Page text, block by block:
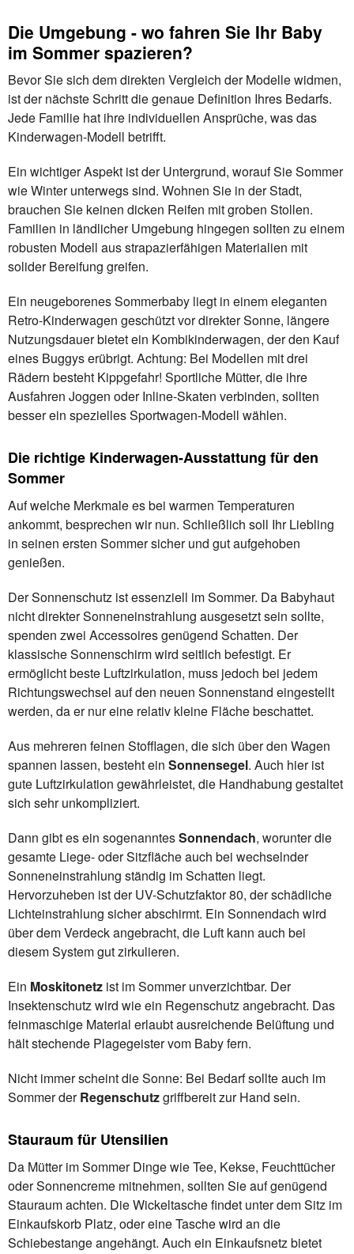
Die Umgebung - wo fahren Sie Ihr Baby
im Sommer spazieren?
Bevor Sie sich dem direkten Vergleich der Modelle widmen,
ist der nächste Schritt die genaue Definition Ihres Bedarfs.
Jede Familie hat ihre individuellen Ansprüche, was das
Kinderwagen-Modell betrifft.
Ein wichtiger Aspekt ist der Untergrund, worauf Sie Sommer
wie Winter unterwegs sind. Wohnen Sie in der Stadt,
brauchen Sie keinen dicken Reifen mit groben Stollen.
Familien in ländlicher Umgebung hingegen sollten zu einem
robusten Modell aus strapazierfähigen Materialien mit
solider Bereifung greifen.
Ein neugeborenes Sommerbaby liegt in einem eleganten
Retro-Kinderwagen geschützt vor direkter Sonne, längere
Nutzungsdauer bietet ein Kombikinderwagen, der den Kauf
eines Buggys erübrigt. Achtung: Bei Modellen mit drei
Rädern besteht Kippgefahr! Sportliche Mütter, die ihre
Ausfahren Joggen oder Inline-Skaten verbinden, sollten
besser ein spezielles Sportwagen-Modell wählen.
Die richtige Kinderwagen-Ausstattung für den
Sommer
Auf welche Merkmale es bei warmen Temperaturen
ankommt, besprechen wir nun. Schließlich soll Ihr Liebling
in seinen ersten Sommer sicher und gut aufgehoben
genießen.
Der Sonnenschutz ist essenziell im Sommer. Da Babyhaut
nicht direkter Sonneneinstrahlung ausgesetzt sein sollte,
spenden zwei Accessoires genügend Schatten. Der
klassische Sonnenschirm wird seitlich befestigt. Er
ermöglicht beste Luftzirkulation, muss jedoch bei jedem
Richtungswechsel auf den neuen Sonnenstand eingestellt
werden, da er nur eine relativ kleine Fläche beschattet.
Aus mehreren feinen Stofflagen, die sich über den Wagen
spannen lassen, besteht ein Sonnensegel. Auch hier ist
gute Luftzirkulation gewährleistet, die Handhabung gestaltet
sich sehr unkompliziert.
Dann gibt es ein sogenanntesSonnendach, worunter die
gesamte Liege- oder Sitzfläche auch bei wechselnder
Sonneneinstrahlung ständig im Schatten liegt.
Hervorzuheben ist der UV-Schutzfaktor 80, der schädliche
Lichteinstrahlung sicher abschirmt. Ein Sonnendach wird
über dem Verdeck angebracht, die Luft kann auch bei
diesem System gut zirkulieren.
Ein Moskitonetz ist im Sommer unverzichtbar. Der
Insektenschutz wird wie ein Regenschutz angebracht. Das
feinmaschige Material erlaubt ausreichende Belüftung und
hält stechende Plagegeister vom Baby fern.
Nicht immer scheint die Sonne: Bei Bedarf sollte auch im
Sommer derRegenschutzgriffbereit zur Hand sein.
Stauraum für Utensilien
Da Mütter im Sommer Dinge wie Tee, Kekse, Feuchttücher
oder Sonnencreme mitnehmen, sollten Sie auf genügend
Stauraum achten. Die Wickeltasche findet unter dem Sitz im
Einkaufskorb Platz, oder eine Tasche wird an die
Schiebestange angehängt. Auch ein Einkaufsnetz bietet